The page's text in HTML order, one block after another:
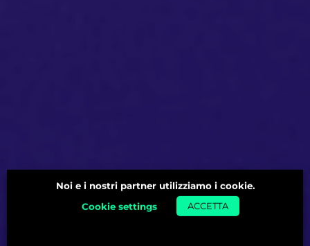
Noi e i nostri partner utilizziamo i cookie.
Cookie settings
ACCETTA